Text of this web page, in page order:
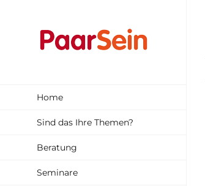
springen
Home
Sind das Ihre Themen?
Beratung
Seminare